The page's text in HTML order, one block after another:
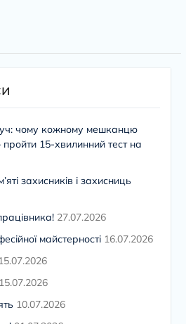
чому кожному мешканцю
15-хвилинний тест на
захисників і захисниць
27.07.2026
майстерності 16.07.2026
15.07.2026
10.07.2026